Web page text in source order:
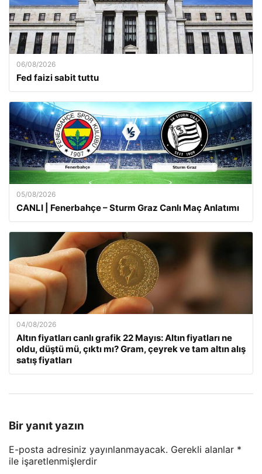
06/08/2026
Fed faizi sabit tuttu
05/08/2026
CANLI | Fenerbahçe – Sturm Graz Canlı Maç Anlatımı
04/08/2026
Altın fiyatları canlı grafik 22 Mayıs: Altın fiyatları ne
oldu, düştü mü, çıktı mı? Gram, çeyrek ve tam altın alış
satış fiyatları
Bir yanıt yazın
E-posta adresiniz yayınlanmayacak. Gerekli alanlar *
ile işaretlenmişlerdir